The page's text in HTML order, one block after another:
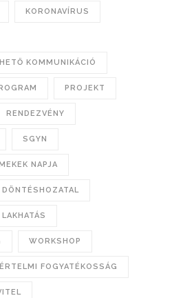
KORONAVÍRUS
KOMMUNIKÁCIÓ
PROJEKT
RENDEZVÉNY
SGYN
NAPJA
WORKSHOP
ÉRTELMI FOGYATÉKOSSÁG